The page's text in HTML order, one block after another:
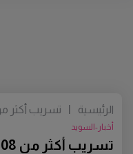
أخبار-السويد
الرئيسية |